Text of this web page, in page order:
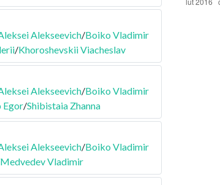
Alekseevich/Boiko Vladimir
/Khoroshevskii Viacheslav
Alekseevich/Boiko Vladimir
Egor/Shibistaia Zhanna
Alekseevich/Boiko Vladimir
Medvedev Vladimir